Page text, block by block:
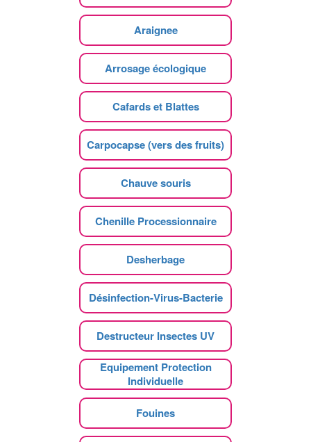
Araignee
Arrosage écologique
Cafards et Blattes
Carpocapse (vers des fruits)
Chauve souris
Chenille Processionnaire
Desherbage
Désinfection-Virus-Bacterie
Destructeur Insectes UV
Equipement Protection
Individuelle
Fouines